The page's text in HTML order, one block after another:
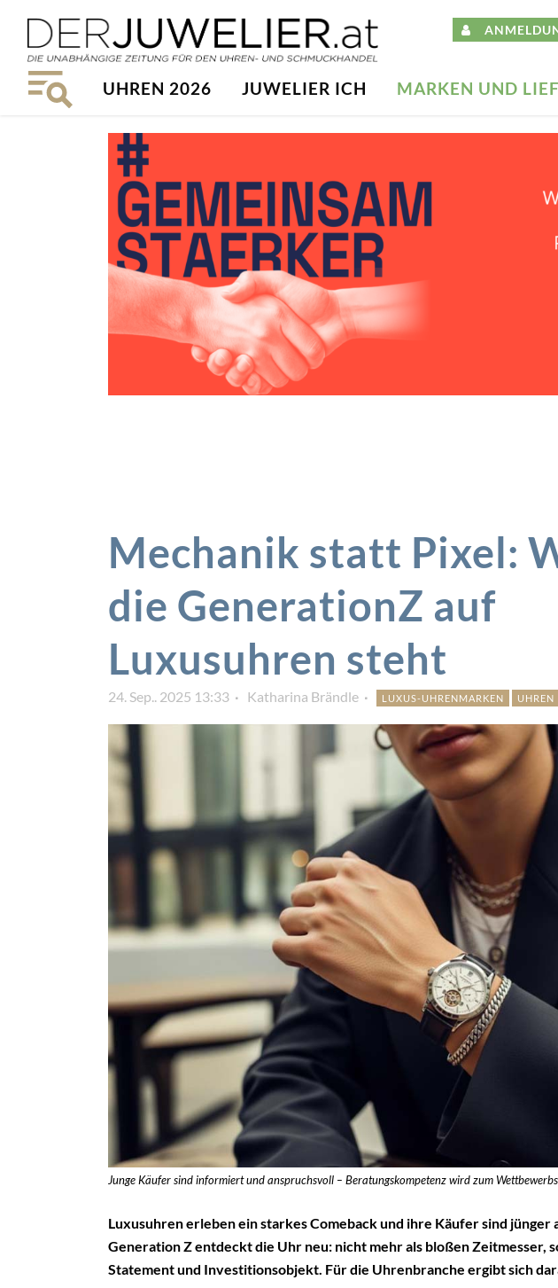
UHREN 2026 JUWELIER ICH MARKEN UND
Mechanik statt Pixel:
die GenerationZ auf
Luxusuhren steht
24. Sep.. 2025 13:33 Katharina Brändle LUXUS-UHRENMARKEN UHREN
Junge Käufer sind informiert und anspruchsvoll – Beratungskompetenz wird zum
Luxusuhren erleben ein starkes Comeback und ihre Käufer sind jünger
Generation Z entdeckt die Uhr neu: nicht mehr als bloßen Zeitmesser,
Statement und Investitionsobjekt. Für die Uhrenbranche ergibt sich